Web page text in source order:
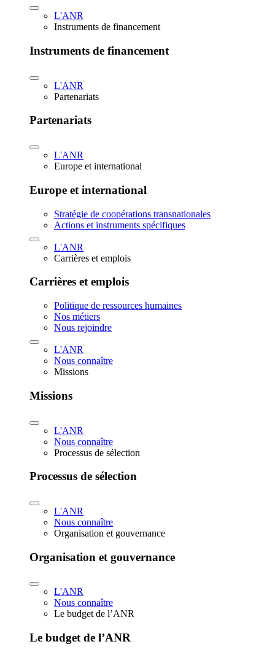
L'ANR
Instruments de financement
Instruments de financement
L'ANR
Partenariats
Partenariats
L'ANR
Europe et international
Europe et international
Stratégie de coopérations transnationales
Actions et instruments spécifiques
L'ANR
Carrières et emplois
Carrières et emplois
Politique de ressources humaines
Nos métiers
Nous rejoindre
L'ANR
Nous connaître
Missions
Missions
L'ANR
Nous connaître
Processus de sélection
Processus de sélection
L'ANR
Nous connaître
Organisation et gouvernance
Organisation et gouvernance
L'ANR
Nous connaître
Le budget de l’ANR
Le budget de l’ANR